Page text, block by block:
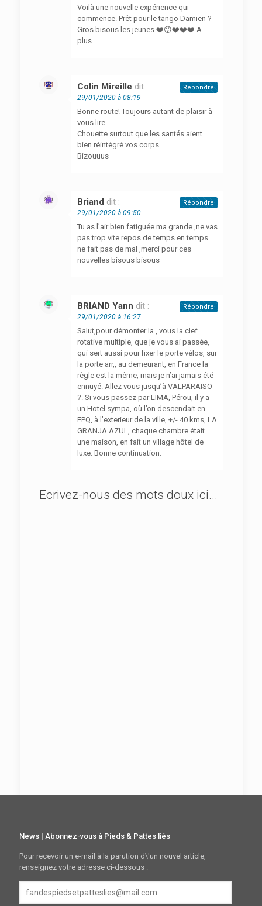
Voilà une nouvelle expérience qui
commence. Prêt pour le tango Damien ?
Gros bisous les jeunes ❤️😜❤️❤️❤️ A
plus
Colin Mireille dit :
29/01/2020 à 08:19
Bonne route! Toujours autant de plaisir à
vous lire.
Chouette surtout que les santés aient
bien réintégré vos corps.
Bizouuus
Répondre
Briand dit :
29/01/2020 à 09:50
Tu as l’air bien fatiguée ma grande ,ne vas
pas trop vite repos de temps en temps
ne fait pas de mal ,merci pour ces
nouvelles bisous bisous
Répondre
BRIAND Yann dit :
29/01/2020 à 16:27
Salut,pour démonter la , vous la clef
rotative multiple, que je vous ai passée,
qui sert aussi pour fixer le porte vélos, sur
la porte arr,, au demeurant, en France la
règle est la même, mais je n’ai jamais été
ennuyé. Allez vous jusqu’à VALPARAISO
?. Si vous passez par LIMA, Pérou, il y a
un Hotel sympa, où l’on descendait en
EPQ, à l’exterieur de la ville, +/- 40 kms, LA
GRANJA AZUL, chaque chambre était
une maison, en fait un village hôtel de
luxe. Bonne continuation.
Répondre
Ecrivez-nous des mots doux ici...
News | Abonnez-vous à Pieds & Pattes liés
Pour recevoir un e-mail à la parution d\'un nouvel article,
renseignez votre adresse ci-dessous :